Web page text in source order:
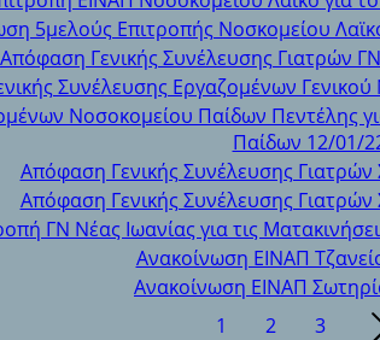
5μελούς Επιτροπής Νοσκομείου
Απόφαση Γενικής Συνέλευσης Γιατρών
Συνέλευσης Εργαζομένων
Νοσοκομείου Παίδων Πεντέλης
Παίδων 12/01/
Απόφαση Γενικής Συνέλευσης Γιατρών
Απόφαση Γενικής Συνέλευσης Γιατρών
ΓΝ Νέας Ιωανίας για τις
Ανακοίνωση ΕΙΝΑΠ
Ανακοίνωση ΕΙΝΑΠ
1
2 3